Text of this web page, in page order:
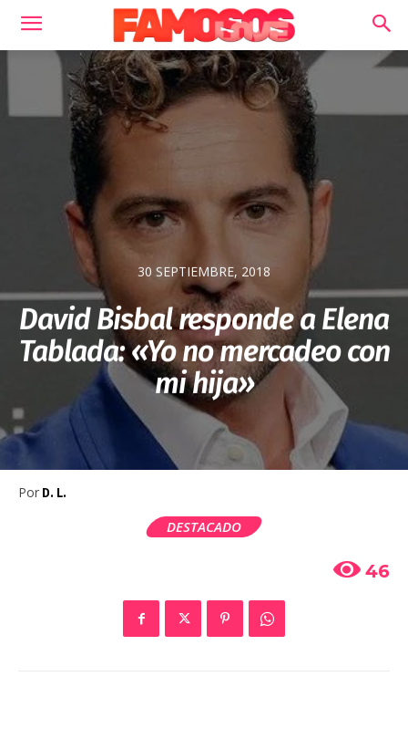
30 SEPTIEMBRE, 2018
David Bisbal responde a Elena
Tablada: «Yo no mercadeo con
mi hija»
Por D. L.
DESTACADO
46